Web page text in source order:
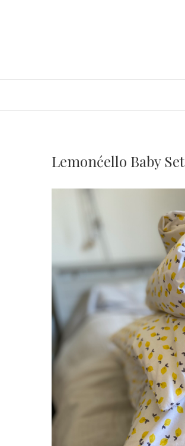
Lemonćello Baby Set